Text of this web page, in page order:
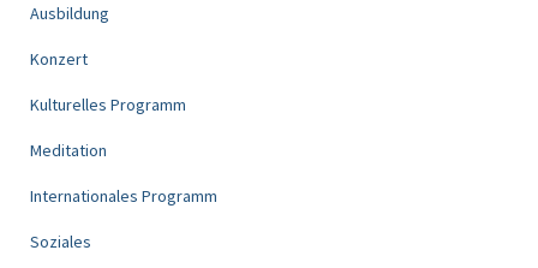
Ausbildung
Konzert
Kulturelles Programm
Meditation
Internationales Programm
Soziales